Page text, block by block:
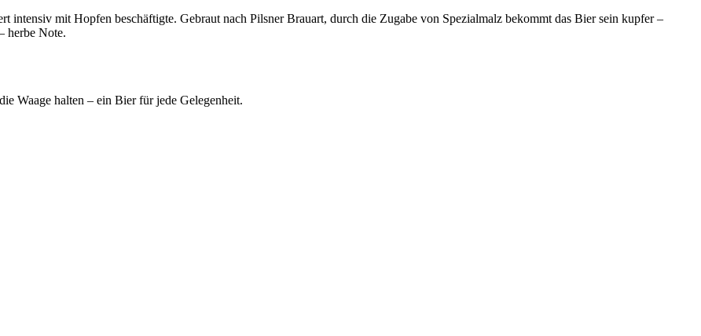
intensiv mit Hopfen beschäftigte. Gebraut nach Pilsner Brauart, durch die Zugabe von Spezialmalz bekommt das Bier sein kupfer –
herbe Note.
Waage halten – ein Bier für jede Gelegenheit.